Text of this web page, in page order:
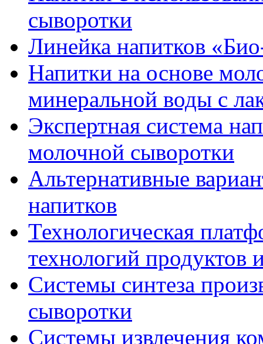
сыворотки
Линейка напитков
Напитки на основе
минеральной воды с
Экспертная система
молочной сыворотки
Альтернативные
напитков
Технологическая
технологий продуктов
Системы синтеза
сыворотки
Системы извлечения